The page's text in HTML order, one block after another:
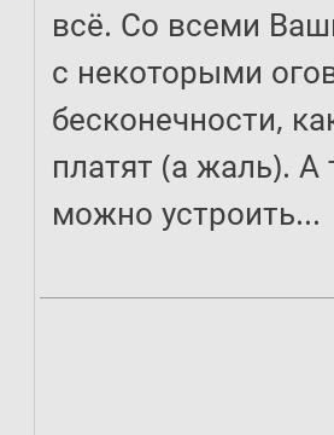
всё. Со всеми
с некоторыми
бесконечности,
платят (а жаль).
можно устроить...